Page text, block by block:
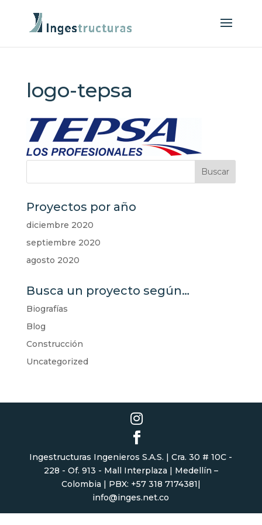
logo-tepsa
Proyectos por año
diciembre 2020
septiembre 2020
agosto 2020
Busca un proyecto según…
Biografías
Blog
Construcción
Uncategorized
Ingestructuras Ingenieros S.A.S. | Cra. 30 # 10C -
228 - Of. 913 - Mall Interplaza | Medellín –
Colombia | PBX: +57 318 7174381|
info@inges.net.co